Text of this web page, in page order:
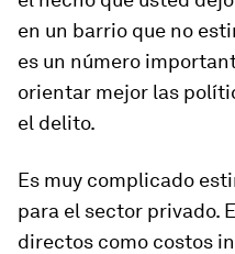
en un barrio que no
es un número
orientar mejor las
el delito.
Es muy complicado
para el sector privado.
directos como costos